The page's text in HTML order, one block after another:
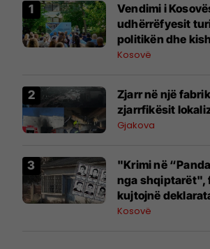
Vendimi i
udhërrëfyesit
politikën dhe
Beograd
Kosovë
Zjarr në një
zjarrfikësit
Gjakova
"Krimi në
nga shqiptarët",
kujtojnë
dhe kërkojnë
Kosovë